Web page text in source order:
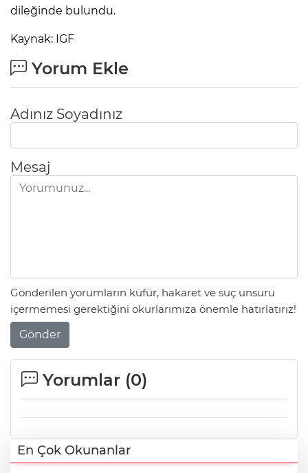
dileğinde bulundu.
Kaynak: IGF
Yorum Ekle
Adınız Soyadınız
Mesaj
Gönderilen yorumların küfür, hakaret ve suç unsuru
içermemesi gerektiğini okurlarımıza önemle hatırlatırız!
Gönder
Yorumlar (0)
En Çok Okunanlar